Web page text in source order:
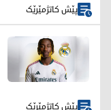
پێش کاتژمێرێک